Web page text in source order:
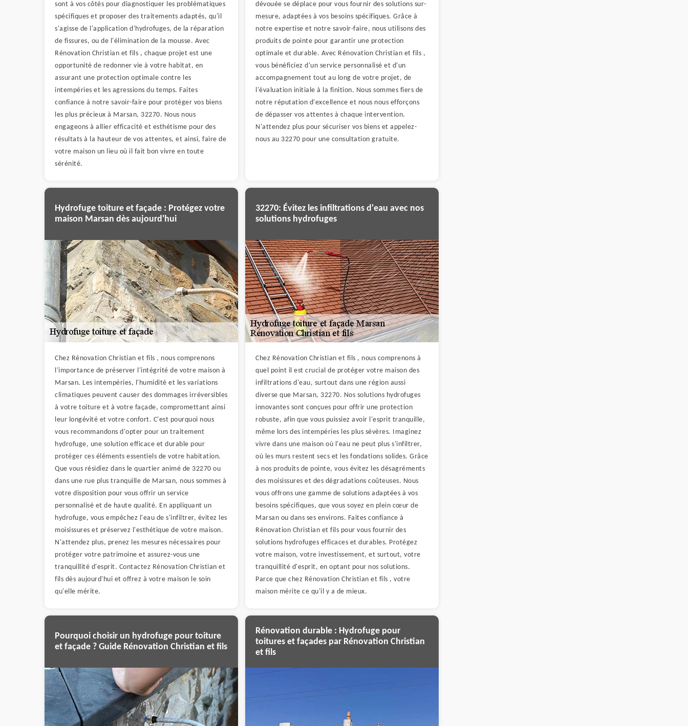
sont à vos côtés pour diagnostiquer les problématiques
spécifiques et proposer des traitements adaptés, qu'il
s'agisse de l'application d'hydrofuges, de la réparation
de fissures, ou de l'élimination de la mousse. Avec
Rénovation Christian et fils , chaque projet est une
opportunité de redonner vie à votre habitat, en
assurant une protection optimale contre les
intempéries et les agressions du temps. Faites
confiance à notre savoir-faire pour protéger vos biens
les plus précieux à Marsan, 32270. Nous nous
engageons à allier efficacité et esthétisme pour des
résultats à la hauteur de vos attentes, et ainsi, faire de
votre maison un lieu où il fait bon vivre en toute
sérénité.
dévouée se déplace pour vous fournir des solutions sur-
mesure, adaptées à vos besoins spécifiques. Grâce à
notre expertise et notre savoir-faire, nous utilisons des
produits de pointe pour garantir une protection
optimale et durable. Avec Rénovation Christian et fils ,
vous bénéficiez d'un service personnalisé et d'un
accompagnement tout au long de votre projet, de
l'évaluation initiale à la finition. Nous sommes fiers de
notre réputation d'excellence et nous nous efforçons
de dépasser vos attentes à chaque intervention.
N'attendez plus pour sécuriser vos biens et appelez-
nous au 32270 pour une consultation gratuite.
Hydrofuge toiture et façade : Protégez votre
maison Marsan dès aujourd'hui
Chez Rénovation Christian et fils , nous comprenons
l'importance de préserver l'intégrité de votre maison à
Marsan. Les intempéries, l'humidité et les variations
climatiques peuvent causer des dommages irréversibles
à votre toiture et à votre façade, compromettant ainsi
leur longévité et votre confort. C'est pourquoi nous
vous recommandons d'opter pour un traitement
hydrofuge, une solution efficace et durable pour
protéger ces éléments essentiels de votre habitation.
Que vous résidiez dans le quartier animé de 32270 ou
dans une rue plus tranquille de Marsan, nous sommes à
votre disposition pour vous offrir un service
personnalisé et de haute qualité. En appliquant un
hydrofuge, vous empêchez l'eau de s'infiltrer, évitez les
moisissures et préservez l'esthétique de votre maison.
N'attendez plus, prenez les mesures nécessaires pour
protéger votre patrimoine et assurez-vous une
tranquillité d'esprit. Contactez Rénovation Christian et
fils dès aujourd'hui et offrez à votre maison le soin
qu'elle mérite.
32270: Évitez les infiltrations d'eau avec nos
solutions hydrofuges
Chez Rénovation Christian et fils , nous comprenons à
quel point il est crucial de protéger votre maison des
infiltrations d'eau, surtout dans une région aussi
diverse que Marsan, 32270. Nos solutions hydrofuges
innovantes sont conçues pour offrir une protection
robuste, afin que vous puissiez avoir l'esprit tranquille,
même lors des intempéries les plus sévères. Imaginez
vivre dans une maison où l'eau ne peut plus s'infiltrer,
où les murs restent secs et les fondations solides. Grâce
à nos produits de pointe, vous évitez les désagréments
des moisissures et des dégradations coûteuses. Nous
vous offrons une gamme de solutions adaptées à vos
besoins spécifiques, que vous soyez en plein cœur de
Marsan ou dans ses environs. Faites confiance à
Rénovation Christian et fils pour vous fournir des
solutions hydrofuges efficaces et durables. Protégez
votre maison, votre investissement, et surtout, votre
tranquillité d'esprit, en optant pour nos solutions.
Parce que chez Rénovation Christian et fils , votre
maison mérite ce qu'il y a de mieux.
Pourquoi choisir un hydrofuge pour toiture
et façade ? Guide Rénovation Christian et fils
Rénovation durable : Hydrofuge pour
toitures et façades par Rénovation Christian
et fils